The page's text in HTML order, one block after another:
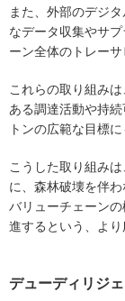
また、外部のデジ
なデータ収集やサ
ーン全体のトレー
これらの取り組み
ある調達活動や持
トンの広範な目標
こうした取り組み
に、森林破壊を伴
バリューチェーン
進するという、より
デューディリジ